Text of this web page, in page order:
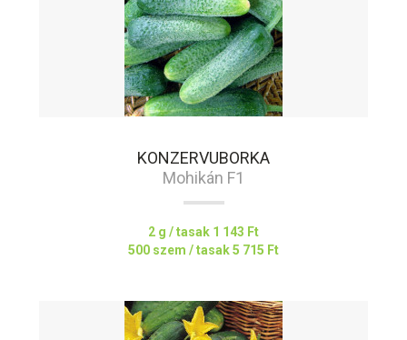
KONZERVUBORKA
Mohikán F1
2 g / tasak 1 143 Ft
500 szem / tasak5 715 Ft